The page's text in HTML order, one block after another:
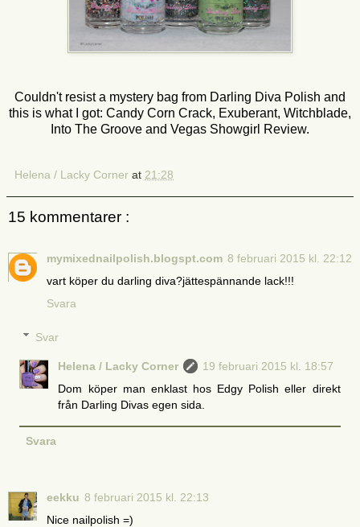
Couldn't resist a mystery bag from Darling Diva Polish and
this is what I got: Candy Corn Crack, Exuberant, Witchblade,
Into The Groove and Vegas Showgirl Review.
Helena / Lacky Corner at 21:28
15 kommentarer :
mymixednailpolish.blogspt.com 8 februari 2015 kl. 22:12
vart köper du darling diva?jättespännande lack!!!
Svara
Svar
Helena / Lacky Corner
19 februari 2015 kl. 18:57
Dom köper man enklast hos Edgy Polish eller direkt
från Darling Divas egen sida.
Svara
eekku 8 februari 2015 kl. 22:13
Nice nailpolish =)